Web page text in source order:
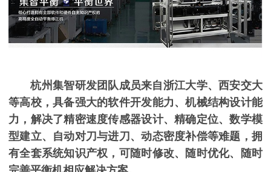
杭州集智研发团队成员来自浙江大学、西安交大
等高校，具备强大的软件开发能力、机械结构设计能
力，解决了精密速度传感器设计、精确定位、数学模
型建立、自动对刀与进刀、动态密度补偿等难题，拥
有全套系统知识产权，可随时修改、随时优化、随时